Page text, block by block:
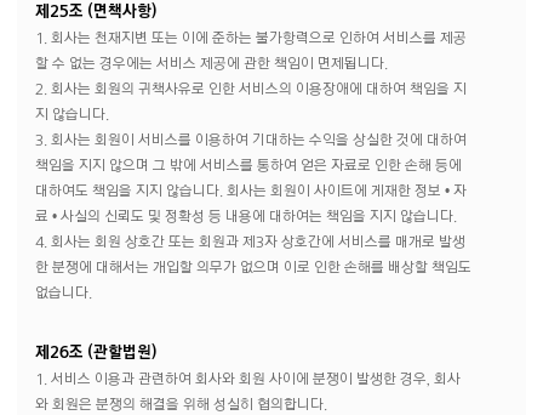
제25조 (면책사항)
1. 회사는 천재지변 또는 이에 준하는 불가항력으로 인하여 서비스를 제공
할 수 없는 경우에는 서비스 제공에 관한 책임이 면제됩니다.
2. 회사는 회원의 귀책사유로 인한 서비스의 이용장애에 대하여 책임을 지
지 않습니다.
3. 회사는 회원이 서비스를 이용하여 기대하는 수익을 상실한 것에 대하여
책임을 지지 않으며 그 밖에 서비스를 통하여 얻은 자료로 인한 손해 등에
대하여도 책임을 지지 않습니다. 회사는 회원이 사이트에 게재한 정보 • 자
료 • 사실의 신뢰도 및 정확성 등 내용에 대하여는 책임을 지지 않습니다.
4. 회사는 회원 상호간 또는 회원과 제3자 상호간에 서비스를 매개로 발생
한 분쟁에 대해서는 개입할 의무가 없으며 이로 인한 손해를 배상할 책임도
없습니다.
제26조 (관할법원)
1. 서비스 이용과 관련하여 회사와 회원 사이에 분쟁이 발생한 경우, 회사
와 회원은 분쟁의 해결을 위해 성실히 협의합니다.